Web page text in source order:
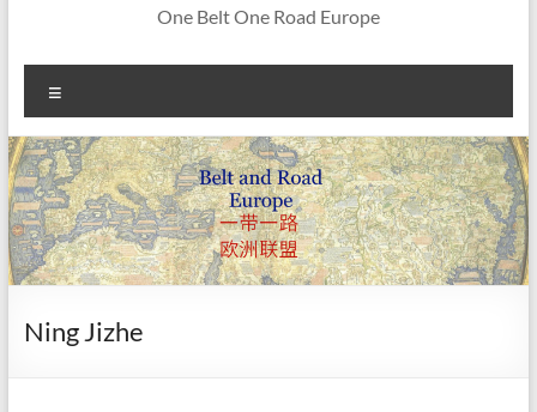
One Belt One Road Europe
Ning Jizhe